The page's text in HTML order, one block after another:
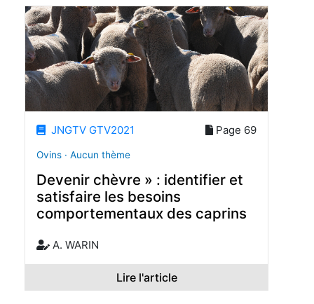
JNGTV GTV2021 Page 69
Ovins · Aucun thème
Devenir chèvre » : identifier et
satisfaire les besoins
comportementaux des caprins
A. WARIN
Lire l'article